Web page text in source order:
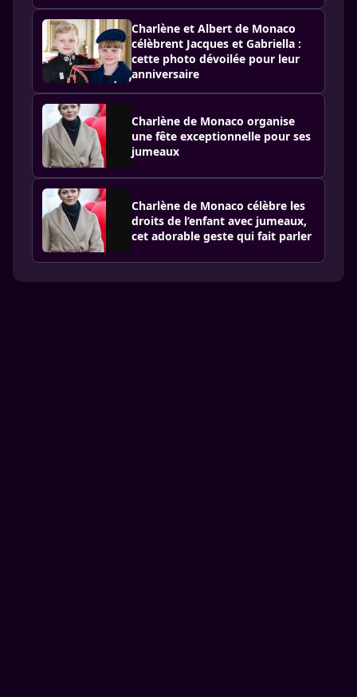
Charlène et Albert de Monaco
célèbrent Jacques et Gabriella :
cette photo dévoilée pour leur
anniversaire
Charlène de Monaco organise
une fête exceptionnelle pour ses
jumeaux
Charlène de Monaco célèbre les
droits de l’enfant avec jumeaux,
cet adorable geste qui fait parler